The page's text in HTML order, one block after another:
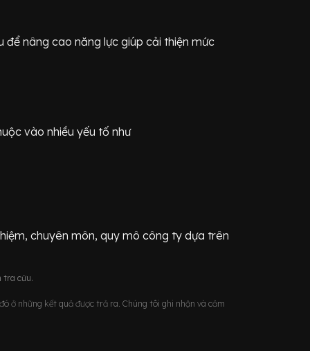
nâng cao năng lực giúp cải thiện mức
vào nhiều yếu tố như
chuyên môn, quy mô công ty dựa trên
tra cứu.
ở những kết quả được trả ra. Chúng tôi ghi nhận và cảm